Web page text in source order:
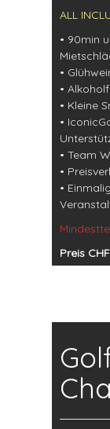
ALL
• 90min
•
•
• Kleine
•
• Team
•
•
Preis